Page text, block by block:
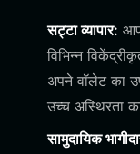
सट्टा व्यापार:
विभिन्न
अपने वॉलेट का
उच्च अस्थिरता
सामुदायिक